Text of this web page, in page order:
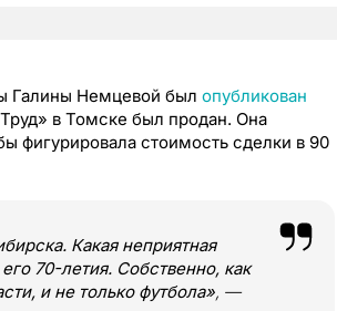
Галины Немцевой был опубликован
в Томске был продан. Она
фигурировала стоимость сделки в 90
Какая неприятная
70-летия. Собственно, как
и не только футбола», —